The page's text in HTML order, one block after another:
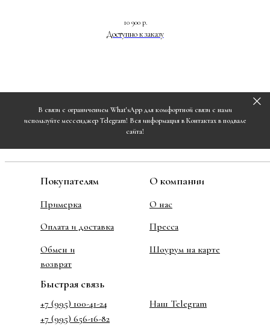
10 900 р.
В связи с ограничением What'sApp для комфортной связи с нами
используйте мессенджер Telegram! Вся информация в Контактах в подвале
сайта!
Примерка
О нас
Оплата и доставка
Обмен и
возврат
Покупателям О компании
Пресса
Шоурум на карте
Быстрая связь
+7 (995) 100-41-24 Наш Telegram
+7 (995) 656-16-82